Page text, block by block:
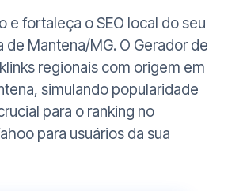
e fortaleça o SEO local do seu
de Mantena/MG. O Gerador de
regionais com origem em
simulando popularidade
para o ranking no
para usuários da sua